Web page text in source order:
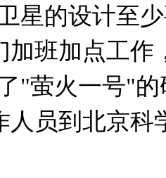
的设计至少
加班加点工作
"萤火一号"
人员到北京科